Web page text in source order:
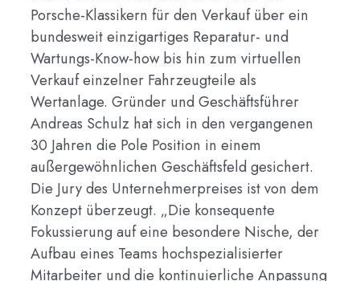
Porsche-Klassikern für den Verkauf über ein
bundesweit einzigartiges Reparatur- und
Wartungs-Know-how bis hin zum virtuellen
Verkauf einzelner Fahrzeugteile als
Wertanlage. Gründer und Geschäftsführer
Andreas Schulz hat sich in den vergangenen
30 Jahren die Pole Position in einem
außergewöhnlichen Geschäftsfeld gesichert.
Die Jury des Unternehmerpreises ist von dem
Konzept überzeugt. „Die konsequente
Fokussierung auf eine besondere Nische, der
Aufbau eines Teams hochspezialisierter
Mitarbeiter und die kontinuierliche Anpassung